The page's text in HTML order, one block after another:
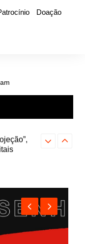
Doação
Farofa